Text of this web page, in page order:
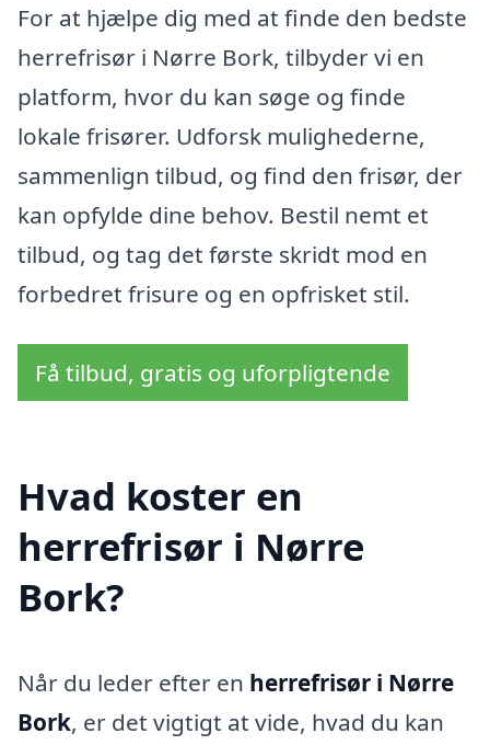
For at hjælpe dig med at finde den bedste
herrefrisør i Nørre Bork, tilbyder vi en
platform, hvor du kan søge og finde
lokale frisører. Udforsk mulighederne,
sammenlign tilbud, og find den frisør, der
kan opfylde dine behov. Bestil nemt et
tilbud, og tag det første skridt mod en
forbedret frisure og en opfrisket stil.
Få tilbud, gratis og uforpligtende
Hvad koster en
herrefrisør i Nørre
Bork?
Når du leder efter en herrefrisør i Nørre
Bork, er det vigtigt at vide, hvad du kan